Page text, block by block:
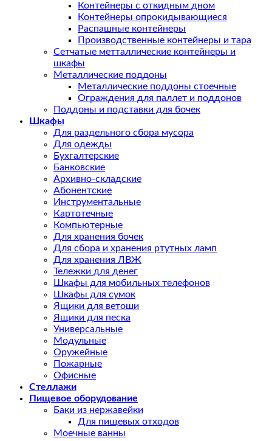
Контейнеры с откидным дном
Контейнеры опрокидывающиеся
Распашные контейнеры
Производственные контейнеры и тара
Сетчатые метталлические контейнеры и
шкафы
Металлические поддоны
Металлические поддоны стоечные
Ограждения для паллет и поддонов
Поддоны и подставки для бочек
Шкафы
Для раздельного сбора мусора
Для одежды
Бухгалтерские
Банковские
Архивно-складские
Абонентские
Инструментальные
Картотечные
Компьютерные
Для хранения бочек
Для сбора и хранения ртутных ламп
Для хранения ЛВЖ
Тележки для денег
Шкафы для мобильных телефонов
Шкафы для сумок
Ящики для ветоши
Ящики для песка
Универсальные
Модульные
Оружейные
Пожарные
Офисные
Стеллажи
Пищевое оборудование
Баки из нержавейки
Для пищевых отходов
Моечные ванны